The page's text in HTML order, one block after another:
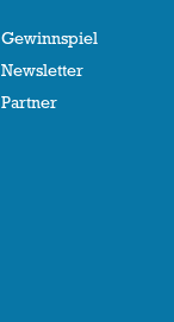
Gewinnspiel
Newsletter
Partner